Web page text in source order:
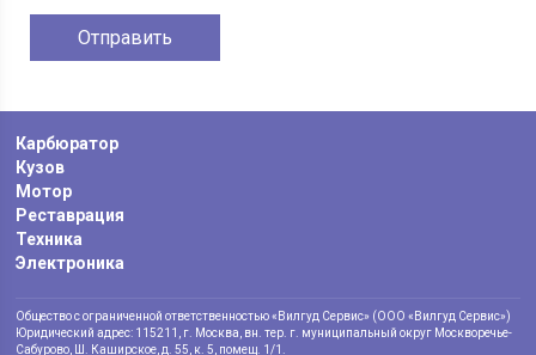
Карбюратор
Кузов
Мотор
Реставрация
Техника
Электроника
Общество с ограниченной ответственностью «Вилгуд Сервис» (ООО «Вилгуд Сервис»)
Юридический адрес: 115211, г. Москва, вн. тер. г. муниципальный округ Москворечье-
Сабурово, Ш. Каширское, д. 55, к. 5, помещ. 1/1.